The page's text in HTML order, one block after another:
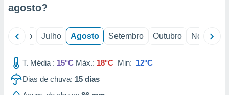
de
agosto?
Junho Julho Agosto Setembro Outubro Novembro
T. Média : 15°C Máx.: 18°C Min: 12°C
Dias de chuva: 15 dias